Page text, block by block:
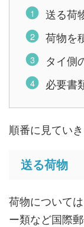
送る荷
荷物を
タイ側
必要書
順番に見ていき
送る荷物
荷物について
ー類など国際